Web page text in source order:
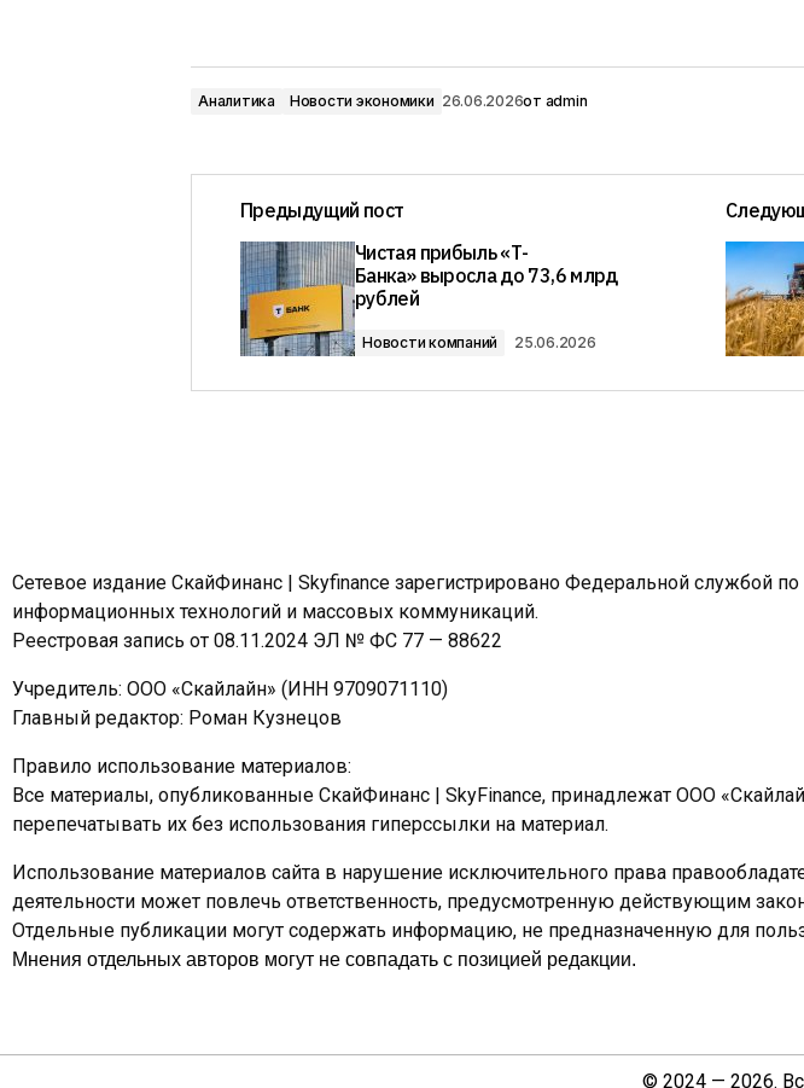
Аналитика Новости экономики 26.06.2026от admin
Предыдущий пост
Чистая прибыль «Т-
Банка» выросла до 73,6 млрд
рублей
Новости компаний 25.06.2026
Сетевое издание СкайФинанс | Skyfinance зарегистрировано Федеральной службой
информационных технологий и массовых коммуникаций.
Реестровая запись от 08.11.2024 ЭЛ № ФС 77 — 88622
Учредитель: ООО «Скайлайн» (ИНН 9709071110)
Главный редактор: Роман Кузнецов
Правило использование материалов:
Все материалы, опубликованные СкайФинанс | SkyFinance, принадлежат ООО
перепечатывать их без использования гиперссылки на материал.
Использование материалов сайта в нарушение исключительного права
деятельности может повлечь ответственность, предусмотренную действующим
Отдельные публикации могут содержать информацию, не предназначенную для
Мнения отдельных авторов могут не совпадать с позицией редакции.
© 2024 — 2026.